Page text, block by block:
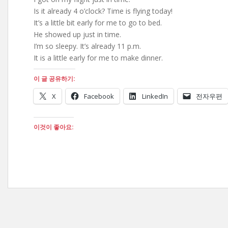
Is it already 4 o’clock? Time is flying today!
It’s a little bit early for me to go to bed.
He showed up just in time.
I’m so sleepy. It’s already 11 p.m.
It is a little early for me to make dinner.
이 글 공유하기:
X Facebook LinkedIn 전자우편
이것이 좋아요: